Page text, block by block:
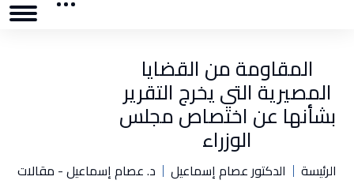
المقاومة من القضايا
المصيرية التي يخرج التقرير
بشأنها عن اختصاص مجلس
الوزراء
الرئيسة الدكتور عصام إسماعيل د. عصام إسماعيل - مقالات